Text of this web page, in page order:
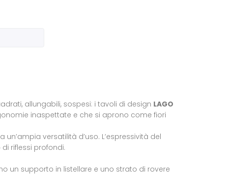
allungabili, sospesi: i tavoli di design LAGO
inaspettate e che si aprono come fiori
versatilità d’uso. L’espressività del
riflessi profondi.
un supporto in listellare e uno strato di rovere